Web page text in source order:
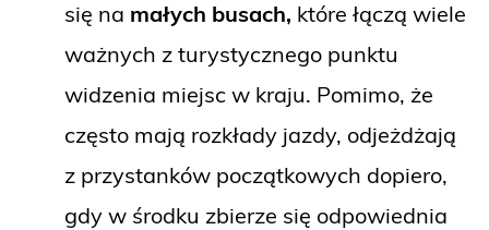
się na małych busach, które łączą wiele
ważnych z turystycznego punktu
widzenia miejsc w kraju. Pomimo, że
często mają rozkłady jazdy, odjeżdżają
z przystanków początkowych dopiero,
gdy w środku zbierze się odpowiednia